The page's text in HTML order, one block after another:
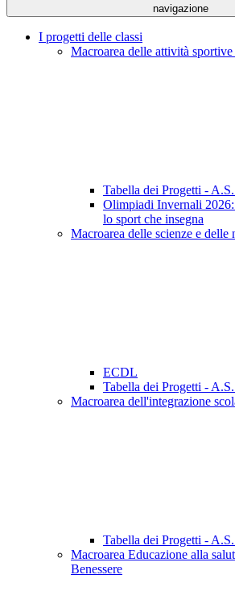
navigazione
I progetti delle classi
Macroarea delle attività
Tabella dei Progetti -
Olimpiadi Invernali
lo sport che insegna
Macroarea delle scienze e delle
ECDL
Tabella dei Progetti -
Macroarea dell'integrazione
Tabella dei Progetti -
Macroarea Educazione alla
Benessere